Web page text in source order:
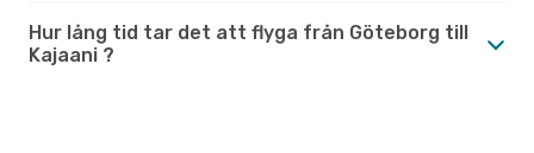
Hur lång tid tar det att flyga från Göteborg till
Kajaani ?